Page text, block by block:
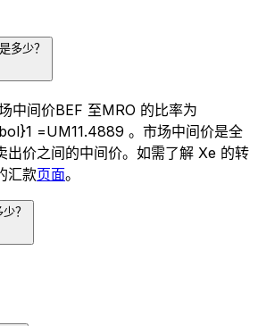
多少？
中间价BEF 至MRO 的比率为
=UM11.4889 。市场中间价是全
出价之间的中间价。如需了解 Xe 的转
汇款页面。
？